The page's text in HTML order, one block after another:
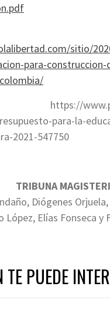
sitio/
para-construccion-
para-la-
2021-547750
TRIBUNA
Diógenes
López, Elías Fonseca y
PUEDE